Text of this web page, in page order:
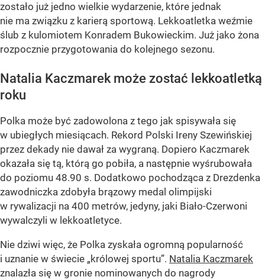
zostało już jedno wielkie wydarzenie, które jednak
nie ma związku z karierą sportową. Lekkoatletka weźmie
ślub z kulomiotem Konradem Bukowieckim. Już jako żona
rozpocznie przygotowania do kolejnego sezonu.
Natalia Kaczmarek może zostać lekkoatletką
roku
Polka może być zadowolona z tego jak spisywała się
w ubiegłych miesiącach. Rekord Polski Ireny Szewińskiej
przez dekady nie dawał za wygraną. Dopiero Kaczmarek
okazała się tą, którą go pobiła, a następnie wyśrubowała
do poziomu 48.90 s. Dodatkowo pochodząca z Drezdenka
zawodniczka zdobyła brązowy medal olimpijski
w rywalizacji na 400 metrów, jedyny, jaki Biało-Czerwoni
wywalczyli w lekkoatletyce.
Nie dziwi więc, że Polka zyskała ogromną popularność
i uznanie w świecie „królowej sportu”. Natalia Kaczmarek
znalazła się w gronie nominowanych do nagrody